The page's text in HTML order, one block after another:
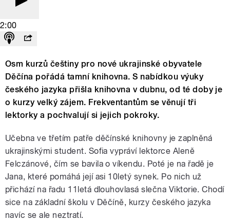
2:00
Osm kurzů češtiny pro nové ukrajinské obyvatele
Děčína pořádá tamní knihovna. S nabídkou výuky
českého jazyka přišla knihovna v dubnu, od té doby je
o kurzy velký zájem. Frekventantům se věnují tři
lektorky a pochvalují si jejich pokroky.
Učebna ve třetím patře děčínské knihovny je zaplněná
ukrajinskými student. Sofia vypráví lektorce Aleně
Felczánové, čím se bavila o víkendu. Poté je na řadě je
Jana, které pomáhá její asi 10letý synek. Po nich už
přichází na řadu 11letá dlouhovlasá slečna Viktorie. Chodí
sice na základní školu v Děčíně, kurzy českého jazyka
navíc se ale neztratí.